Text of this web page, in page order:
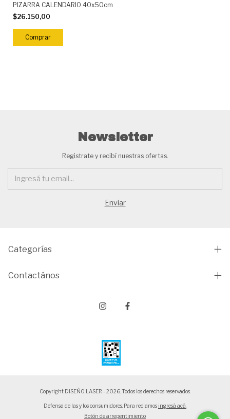
PIZARRA CALENDARIO 40x50cm
$26.150,00
Newsletter
Registrate y recibí nuestras ofertas.
Categorías
Contactános
Copyright DISEÑO LASER - 2026. Todos los derechos reservados.
Defensa de las y los consumidores. Para reclamos ingresá acá.
Botón de arrepentimiento